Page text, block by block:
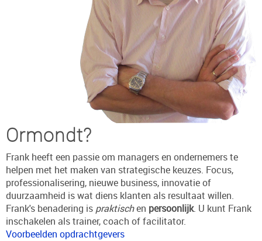
Ormondt?
Frank heeft een passie om managers en ondernemers te
helpen met het maken van strategische keuzes. Focus,
professionalisering, nieuwe business, innovatie of
duurzaamheid is wat diens klanten als resultaat willen.
Frank's benadering is praktischen persoonlijk. U kunt Frank
inschakelen als trainer, coach of facilitator.
Voorbeelden opdrachtgevers